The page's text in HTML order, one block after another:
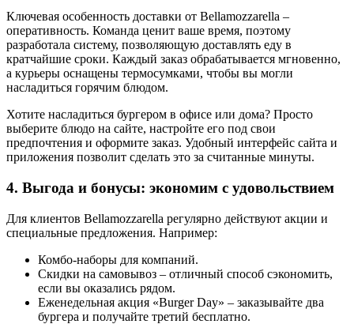
Ключевая особенность доставки от Bellamozzarella –
оперативность. Команда ценит ваше время, поэтому
разработала систему, позволяющую доставлять еду в
кратчайшие сроки. Каждый заказ обрабатывается мгновенно,
а курьеры оснащены термосумками, чтобы вы могли
насладиться горячим блюдом.
Хотите насладиться бургером в офисе или дома? Просто
выберите блюдо на сайте, настройте его под свои
предпочтения и оформите заказ. Удобный интерфейс сайта и
приложения позволит сделать это за считанные минуты.
4. Выгода и бонусы: экономим с удовольствием
Для клиентов Bellamozzarella регулярно действуют акции и
специальные предложения. Например:
Комбо-наборы для компаний.
Скидки на самовывоз – отличный способ сэкономить,
если вы оказались рядом.
Еженедельная акция «Burger Day» – заказывайте два
бургера и получайте третий бесплатно.